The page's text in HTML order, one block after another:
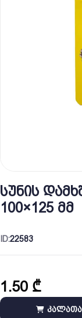
სუნის
100×125 მმ
ID:22583
1.50 ₾